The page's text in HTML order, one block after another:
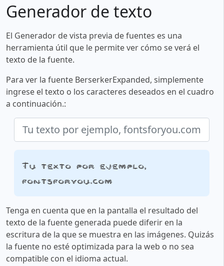
Generador de texto
El Generador de vista previa de fuentes es una
herramienta útil que le permite ver cómo se verá el
texto de la fuente.
Para ver la fuente BerserkerExpanded, simplemente
ingrese el texto o los caracteres deseados en el cuadro
a continuación.:
Tu texto por ejemplo,
fontsforyou.com
Tenga en cuenta que en la pantalla el resultado del
texto de la fuente generada puede diferir en la
escritura de la que se muestra en las imágenes. Quizás
la fuente no esté optimizada para la web o no sea
compatible con el idioma actual.